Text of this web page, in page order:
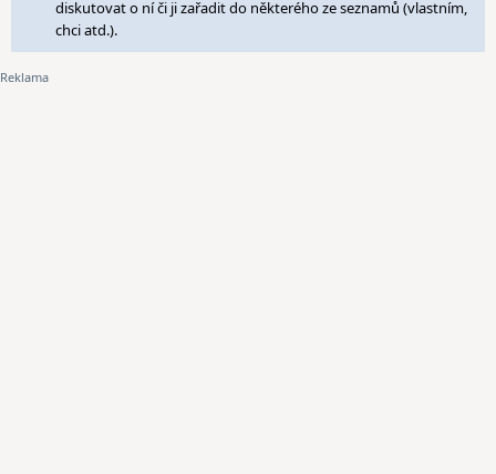
diskutovat o ní či ji zařadit do některého ze seznamů (vlastním,
chci atd.).